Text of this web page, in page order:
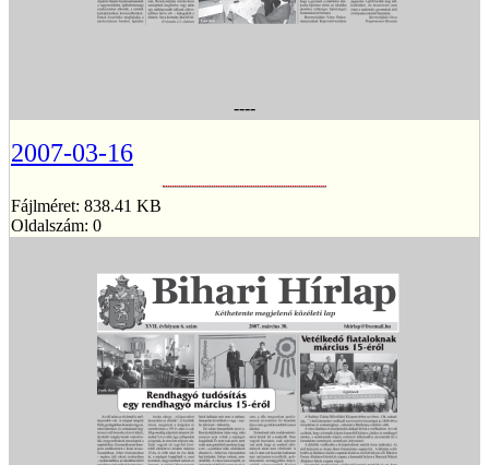
----
2007-03-16
Fájlméret: 838.41 KB
Oldalszám: 0